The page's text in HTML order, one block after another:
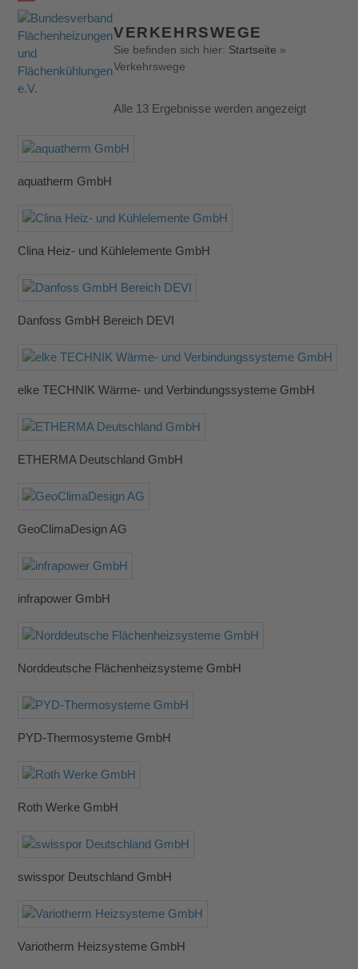
Open
mobile
menu
Close
mobile
menu
VERKEHRSWEGE
Sie befinden sich hier: Startseite »
Verkehrswege
Alle 13 Ergebnisse werden angezeigt
aquatherm GmbH
Clina Heiz- und Kühlelemente GmbH
Danfoss GmbH Bereich DEVI
elke TECHNIK Wärme- und Verbindungssysteme GmbH
ETHERMA Deutschland GmbH
GeoClimaDesign AG
infrapower GmbH
Norddeutsche Flächenheizsysteme GmbH
PYD-Thermosysteme GmbH
Roth Werke GmbH
swisspor Deutschland GmbH
Variotherm Heizsysteme GmbH